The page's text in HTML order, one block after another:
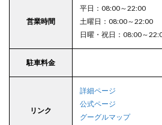
営業時間
平日：08:00～22:00
土曜日：08:00～22:00
日曜・祝日：08:00～
駐車料金
リンク
詳細ページ
公式ページ
グーグルマップ